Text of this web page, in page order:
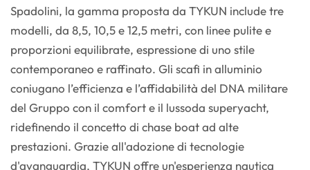
Spadolini, la gamma proposta da TYKUN include tre
modelli, da 8,5, 10,5 e 12,5 metri, con linee pulite e
proporzioni equilibrate, espressione di uno stile
contemporaneo e raffinato. Gli scafi in alluminio
coniugano l’efficienza e l’affidabilità del DNA militare
del Gruppo con il comfort e il lussoda superyacht,
ridefinendo il concetto di chase boat ad alte
prestazioni. Grazie all'adozione di tecnologie
d'avanguardia, TYKUN offre un'esperienza nautica